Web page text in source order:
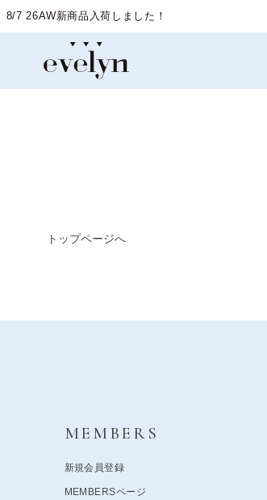
8/7 26AW新商品入荷しました！
トップページへ
MEMBERS
新規会員登録
MEMBERSページ